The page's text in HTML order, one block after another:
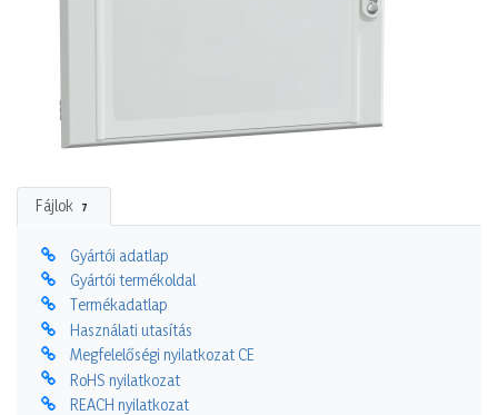
Fájlok 7
Gyártói adatlap
Gyártói termékoldal
Termékadatlap
Használati utasítás
Megfelelőségi nyilatkozat CE
RoHS nyilatkozat
REACH nyilatkozat